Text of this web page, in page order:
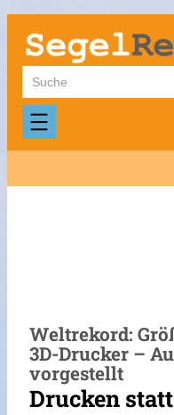
Zum
Inhalt
springen
Suchen
Weltrekord:
3D-Drucker –
vorgestellt
Drucken